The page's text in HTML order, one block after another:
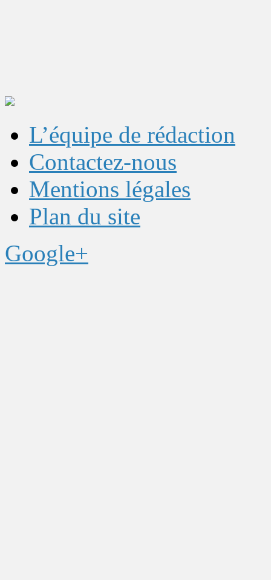
L’équipe de rédaction
Contactez-nous
Mentions légales
Plan du site
Google+